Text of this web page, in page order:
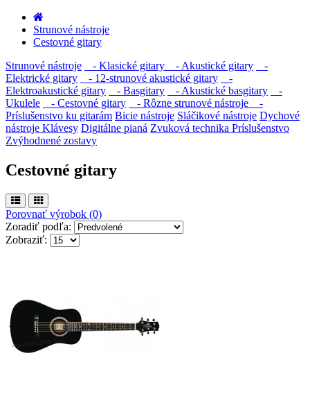
Strunové nástroje
Cestovné gitary
Strunové nástroje
- Klasické gitary - Akustické gitary
-
Elektrické gitary
- 12-strunové akustické gitary
-
Elektroakustické gitary
- Basgitary - Akustické basgitary
-
Ukulele
- Cestovné gitary - Rôzne strunové nástroje
-
Príslušenstvo ku gitarám Bicie nástroje Sláčikové nástroje Dychové
nástroje Klávesy Digitálne pianá Zvuková technika Príslušenstvo
Zvýhodnené zostavy
Cestovné gitary
Porovnať výrobok (0)
Zoradiť podľa:
Zobraziť: